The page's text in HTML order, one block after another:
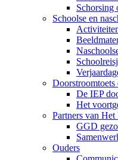
Schorsing
Schoolse en
Doorstroomtoets
De IEP
Het
Partners van Het
GGD
Ouders